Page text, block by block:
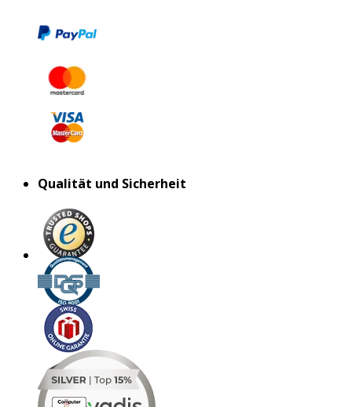
Qualität und Sicherheit